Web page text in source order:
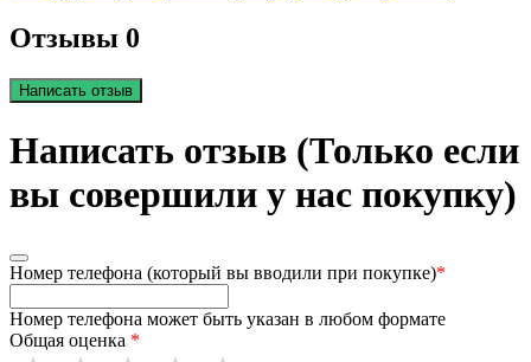
Отзывы 0
Написать отзыв
Написать отзыв (Только если
вы совершили у нас покупку)
Номер телефона (который вы вводили при покупке)*
Номер телефона может быть указан в любом формате
Общая оценка *